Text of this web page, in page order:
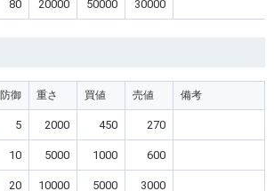
80 20000 50000 30000
防御 重さ 買値 売値 備考
5 2000 450 270
10 5000 1000 600
20 10000 5000 3000